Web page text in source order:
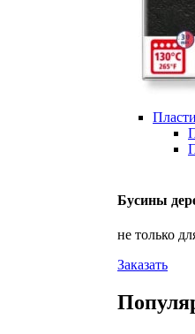
Бусины
не только
Заказать